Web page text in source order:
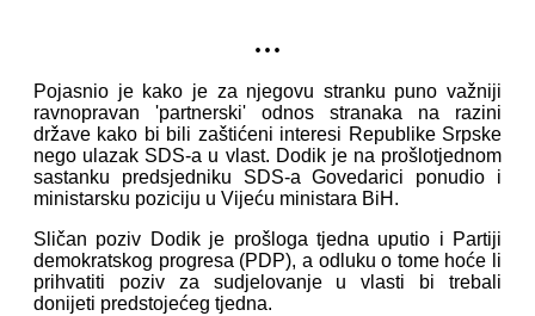
...
Pojasnio je kako je za njegovu stranku puno važniji
ravnopravan 'partnerski' odnos stranaka na razini
države kako bi bili zaštićeni interesi Republike Srpske
nego ulazak SDS-a u vlast. Dodik je na prošlotjednom
sastanku predsjedniku SDS-a Govedarici ponudio i
ministarsku poziciju u Vijeću ministara BiH.
Sličan poziv Dodik je prošloga tjedna uputio i Partiji
demokratskog progresa (PDP), a odluku o tome hoće li
prihvatiti poziv za sudjelovanje u vlasti bi trebali
donijeti predstojećeg tjedna.